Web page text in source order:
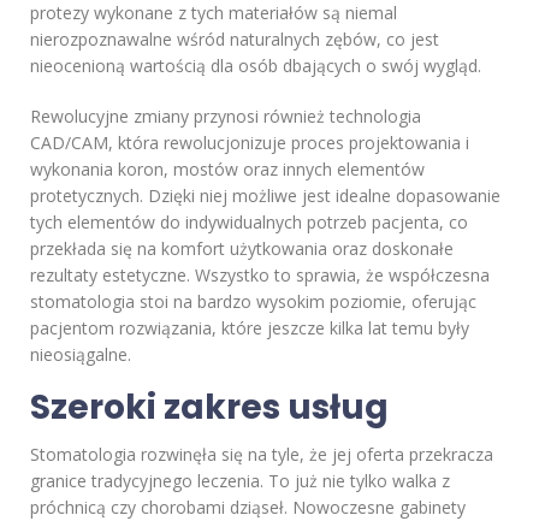
protezy wykonane z tych materiałów są niemal
nierozpoznawalne wśród naturalnych zębów, co jest
nieocenioną wartością dla osób dbających o swój wygląd.
Rewolucyjne zmiany przynosi również technologia
CAD/CAM, która rewolucjonizuje proces projektowania i
wykonania koron, mostów oraz innych elementów
protetycznych. Dzięki niej możliwe jest idealne dopasowanie
tych elementów do indywidualnych potrzeb pacjenta, co
przekłada się na komfort użytkowania oraz doskonałe
rezultaty estetyczne. Wszystko to sprawia, że współczesna
stomatologia stoi na bardzo wysokim poziomie, oferując
pacjentom rozwiązania, które jeszcze kilka lat temu były
nieosiągalne.
Szeroki zakres usług
Stomatologia rozwinęła się na tyle, że jej oferta przekracza
granice tradycyjnego leczenia. To już nie tylko walka z
próchnicą czy chorobami dziąseł. Nowoczesne gabinety